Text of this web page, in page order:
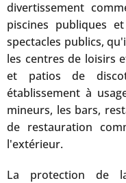
divertissement
piscines publiques
spectacles publics,
les centres de loisirs
et patios de
établissement à
mineurs, les bars,
de restauration
l'extérieur.
La protection de